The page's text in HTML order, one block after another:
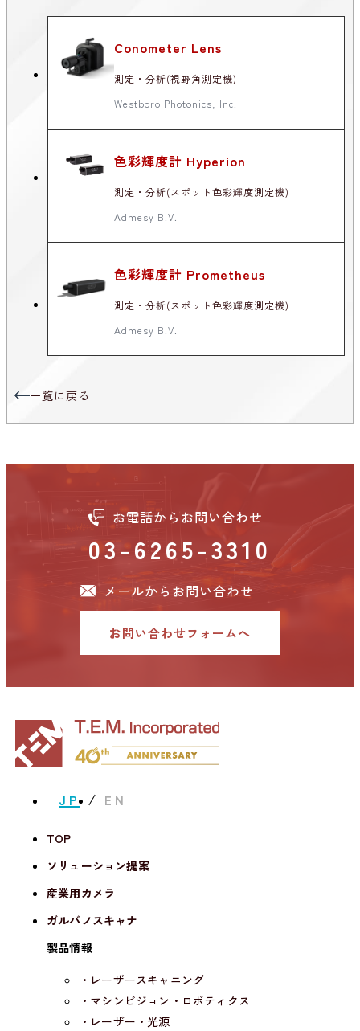
Conometer Lens
測定・分析(視野角測定機)
Westboro Photonics, Inc.
色彩輝度計 Hyperion
測定・分析(スポット色彩輝度測定機)
Admesy B.V.
色彩輝度計 Prometheus
測定・分析(スポット色彩輝度測定機)
Admesy B.V.
一覧に戻る
お電話からお問い合わせ
03-6265-3310
メールからお問い合わせ
お問い合わせフォームへ
JP EN
TOP
ソリューション提案
産業用カメラ
ガルバノスキャナ
製品情報
・レーザースキャニング
・マシンビジョン・ロボティクス
・レーザー・光源